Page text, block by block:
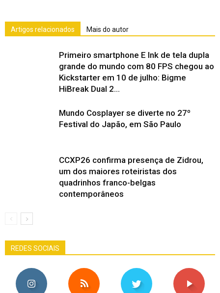
Artigos relacionados Mais do autor
Primeiro smartphone E Ink de tela dupla
grande do mundo com 80 FPS chegou ao
Kickstarter em 10 de julho: Bigme
HiBreak Dual 2...
Mundo Cosplayer se diverte no 27º
Festival do Japão, em São Paulo
CCXP26 confirma presença de Zidrou,
um dos maiores roteiristas dos
quadrinhos franco-belgas
contemporâneos
REDES SOCIAIS